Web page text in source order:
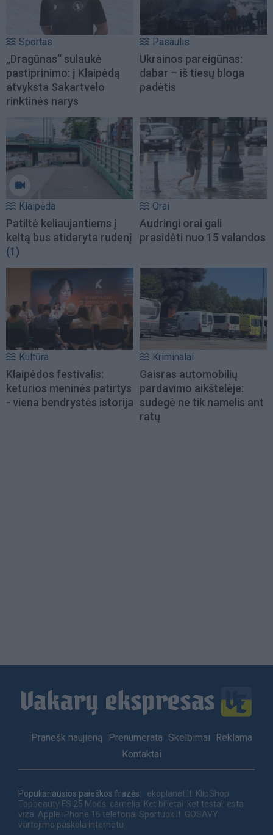
Sportas
„Dragūnas“ sulaukė
pastiprinimo: į Klaipėdą
atvyksta Sakartvelo
rinktinės narys
Pasaulis
Ukrainos pareigūnas:
dabar – iš tiesų bloga
padėtis
Klaipėda
Patiltė keliaujantiems į
keltą bus atidaryta rudenį
(1)
Orai
Audringi orai gali
prasidėti nuo 15 valandos
Kultūra
Klaipėdos festivalis:
keturios meninės patirtys
- viena bendrystės istorija
Kriminalai
Gaisras automobilių
pardavimo aikštelėje:
sudegė ne tik namelis ant
ratų
Footer
Pranešk naujieną Prenumerata Skelbimai
Reklama
Kontaktai
Populiariausios paieškos frazės: ekoplanet.lt KlipShop
Topbeauty FS 25 Mods camelia Ket bilietai ket testai esta
viza Apple iPhone 16 telefonai Sportuok.lt GOSAVY
vartojimo paskola internetu